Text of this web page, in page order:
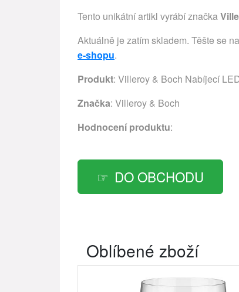
Tento unikátní artikl vyrábí značka
Aktuálně je zatím skladem. Těšte se
e-shopu.
Produkt: Villeroy & Boch Nabíjecí
Značka: Villeroy & Boch
Hodnocení produktu:
DO OBCHODU
Oblíbené zboží